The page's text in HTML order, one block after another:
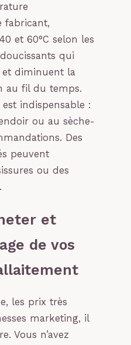
fabricant,
et 60°C selon les
qui
et diminuent la
au fil du temps.
indispensable :
ou au sèche-
Des
peuvent
ou des
et
de vos
les prix très
marketing, il
Vous n’avez